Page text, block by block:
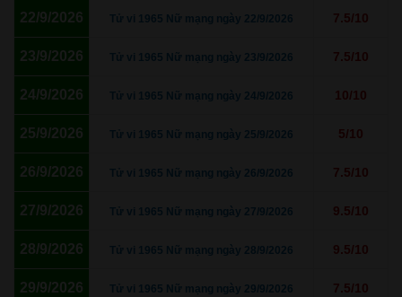
22/9/2026 Tử vi 1965 Nữ mạng ngày 22/9/2026 7.5/10
23/9/2026 Tử vi 1965 Nữ mạng ngày 23/9/2026 7.5/10
24/9/2026 Tử vi 1965 Nữ mạng ngày 24/9/2026 10/10
25/9/2026 Tử vi 1965 Nữ mạng ngày 25/9/2026 5/10
26/9/2026 Tử vi 1965 Nữ mạng ngày 26/9/2026 7.5/10
27/9/2026 Tử vi 1965 Nữ mạng ngày 27/9/2026 9.5/10
28/9/2026 Tử vi 1965 Nữ mạng ngày 28/9/2026 9.5/10
29/9/2026 Tử vi 1965 Nữ mạng ngày 29/9/2026 7.5/10